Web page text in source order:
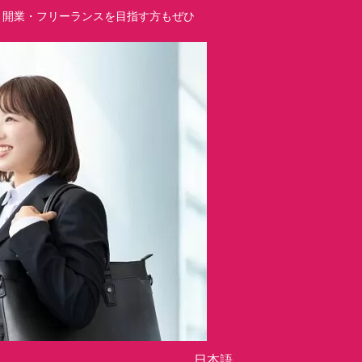
業・フリーランスを目指す方もぜひ